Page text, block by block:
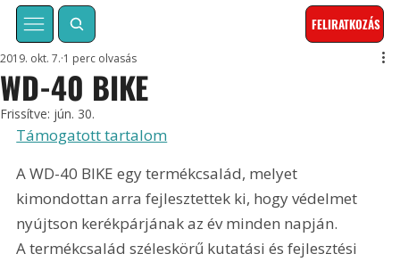
FELIRATKOZÁS
WD-40 BIKE
2019. okt. 7. 1 perc olvasás
Frissítve: jún. 30.
Támogatott tartalom
A WD-40 BIKE egy termékcsalád, melyet
kimondottan arra fejlesztettek ki, hogy védelmet
nyújtson kerékpárjának az év minden napján.
A termékcsalád széleskörű kutatási és fejlesztési